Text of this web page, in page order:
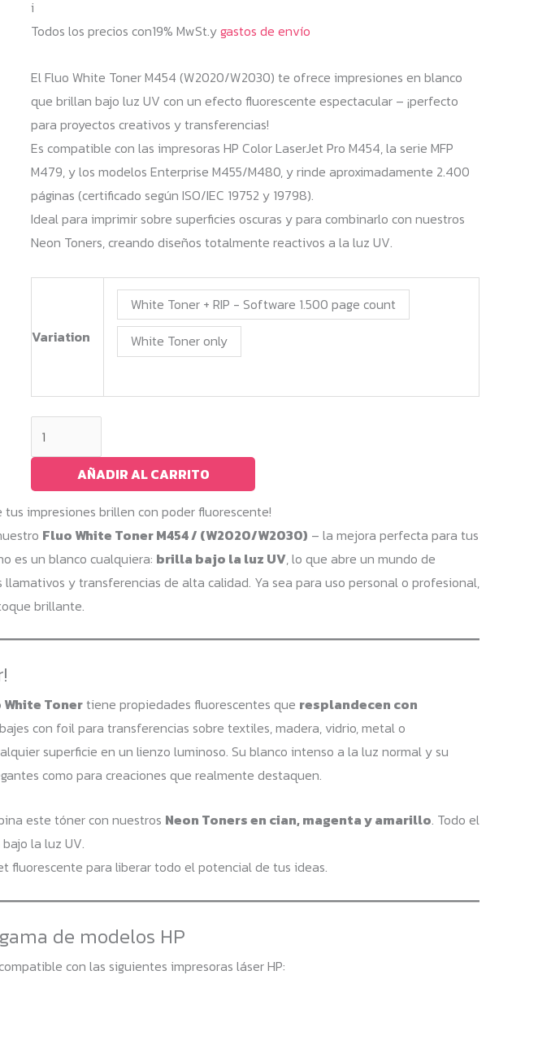
345,00 €
i
Todos los precios con19% MwSt.ygastos de envío
El Fluo White Toner M454 (W2020/W2030) te ofrece impresiones en blanco
que brillan bajo luz UV con un efecto fluorescente espectacular – ¡perfecto
para proyectos creativos y transferencias!
Es compatible con las impresoras HP Color LaserJet Pro M454, la serie MFP
M479, y los modelos Enterprise M455/M480, y rinde aproximadamente 2.400
páginas (certificado según ISO/IEC 19752 y 19798).
Ideal para imprimir sobre superficies oscuras y para combinarlo con nuestros
Neon Toners, creando diseños totalmente reactivos a la luz UV.
Variation
White Toner + RIP - Software 1.500 page count
White Toner only
M454
/
(W2020/W2030)
cantidad
AÑADIR AL CARRITO
impresiones brillen con poder fluorescente!
Fluo White Toner M454 / (W2020/W2030) – la mejora perfecta para tus
es un blanco cualquiera: brilla bajo la luz UV, lo que abre un mundo de
y transferencias de alta calidad. Ya sea para uso personal o profesional,
brillante.
White Tonertiene propiedades fluorescentes que resplandecen con
con foil para transferencias sobre textiles, madera, vidrio, metal o
superficie en un lienzo luminoso. Su blanco intenso a la luz normal y su
como para creaciones que realmente destaquen.
este tóner con nuestros Neon Toners en cian, magenta y amarillo. Todo el
la luz UV.
fluorescente para liberar todo el potencial de tus ideas.
de modelos HP
con las siguientes impresoras láser HP: